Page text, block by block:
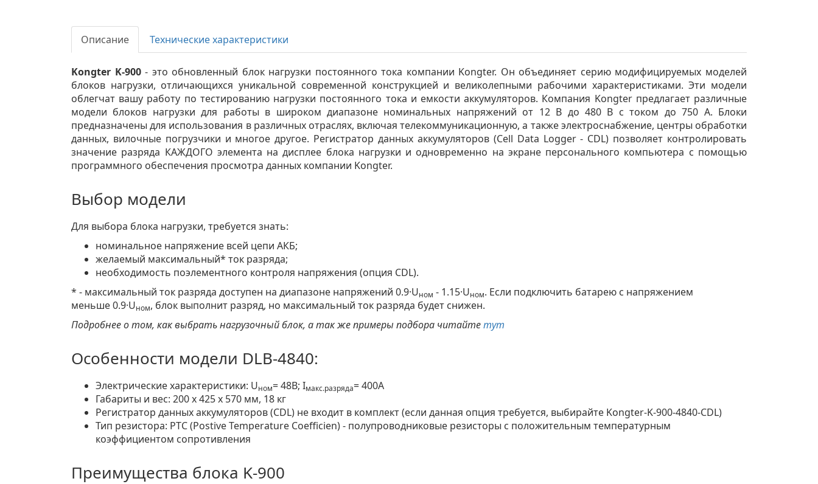
Описание Технические характеристики
Kongter K-900- это обновленный блок нагрузки постоянного тока компании Kongter. Он объединяет серию модифицируемых моделей
блоков нагрузки, отличающихся уникальной современной конструкцией и великолепными рабочими характеристиками. Эти модели
облегчат вашу работу по тестированию нагрузки постоянного тока и емкости аккумуляторов. Компания Kongter предлагает различные
модели блоков нагрузки для работы в широком диапазоне номинальных напряжений от 12 В до 480 В с током до 750 А. Блоки
предназначены для использования в различных отраслях, включая телекоммуникационную, а также электроснабжение, центры обработки
данных, вилочные погрузчики и многое другое. Регистратор данных аккумуляторов (Cell Data Logger - CDL) позволяет контролировать
значение разряда КАЖДОГО элемента на дисплее блока нагрузки и одновременно на экране персонального компьютера с помощью
программного обеспечения просмотра данных компании Kongter.
Выбор модели
Для выбора блока нагрузки, требуется знать:
номинальное напряжение всей цепи АКБ;
желаемый максимальный* ток разряда;
необходимость поэлементного контроля напряжения (опция CDL).
* - максимальный ток разряда доступен на диапазоне напряжений 0.9·Uном - 1.15·Uном. Если подключить батарею с напряжением
меньше 0.9·Uном, блок выполнит разряд, но максимальный ток разряда будет снижен.
Подробнее о том, как выбрать нагрузочный блок, а так же примеры подбора читайтетут
Особенности модели DLB-4840:
Электрические характеристики: Uном= 48В; Iмакс.разряда= 400А
Габариты и вес: 200 х 425 х 570 мм, 18 кг
Регистратор данных аккумуляторов (CDL) не входит в комплект (если данная опция требуется, выбирайте Kongter-K-900-4840-CDL)
Тип резистора: PTC (Postive Temperature Coefficien) - полупроводниковые резисторы с положительным температурным
коэффициентом сопротивления
Преимущества блока K-900